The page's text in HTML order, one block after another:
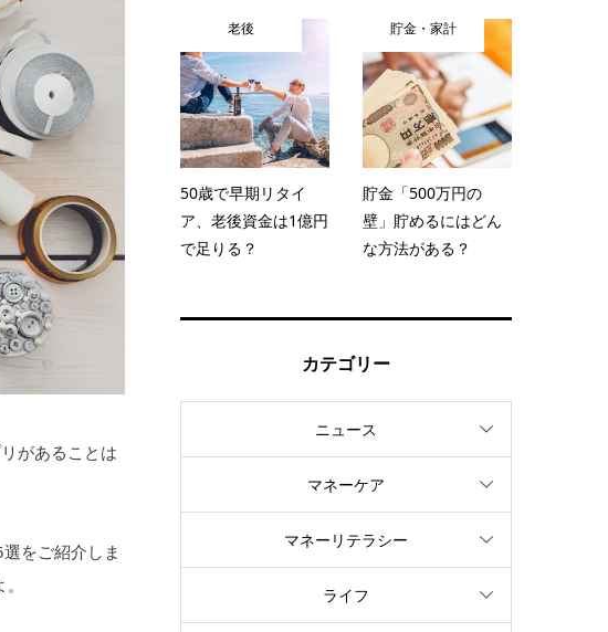
があることは
をご紹介しま
老後
50歳で早期リタイ
ア、老後資金は1億円
で足りる？
貯金・家計
貯金「500万円の
壁」貯めるにはどん
な方法がある？
カテゴリー
ニュース
マネーケア
マネーリテラシー
ライフ